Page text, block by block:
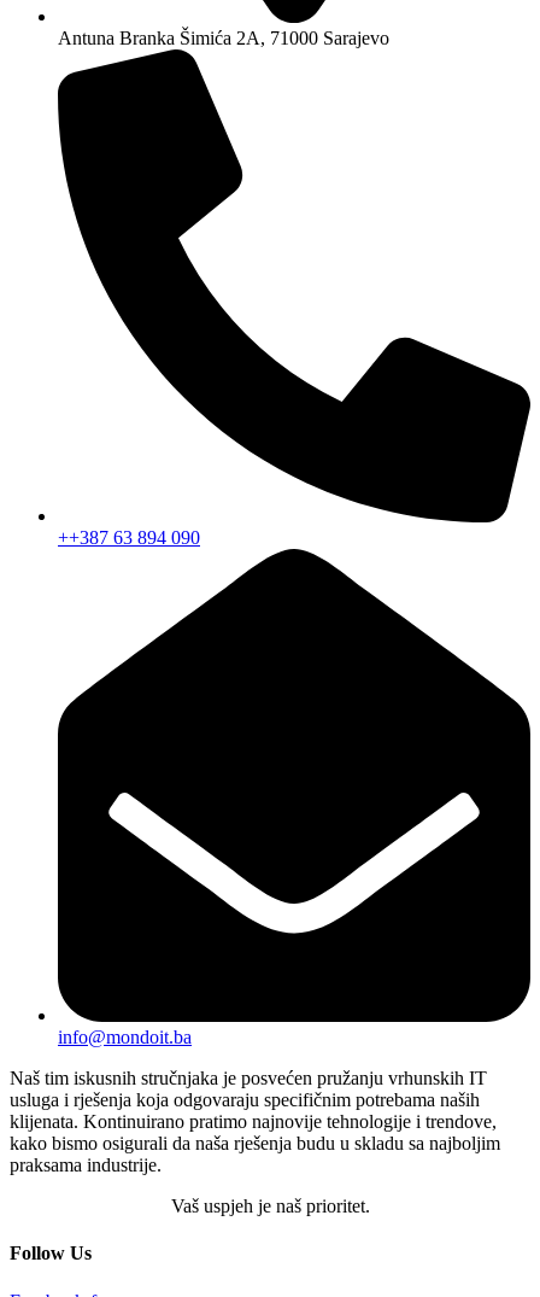
Antuna Branka Šimića 2A, 71000 Sarajevo
++387 63 894 090
info@mondoit.ba
Naš tim iskusnih stručnjaka je posvećen pružanju vrhunskih IT
usluga i rješenja koja odgovaraju specifičnim potrebama naših
klijenata. Kontinuirano pratimo najnovije tehnologije i trendove,
kako bismo osigurali da naša rješenja budu u skladu sa najboljim
praksama industrije.
Vaš uspjeh je naš prioritet.
Follow Us